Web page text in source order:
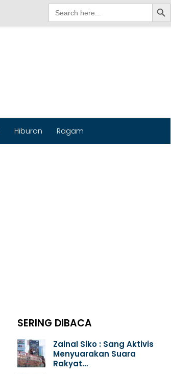
Search
for:
Search Button
Hiburan Ragam
SERING DIBACA
Zainal Siko : Sang Aktivis
Menyuarakan Suara
Rakyat…